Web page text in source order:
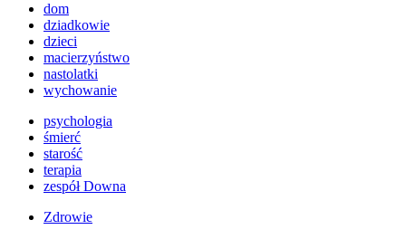
dom
dziadkowie
dzieci
macierzyństwo
nastolatki
wychowanie
psychologia
śmierć
starość
terapia
zespół Downa
Zdrowie